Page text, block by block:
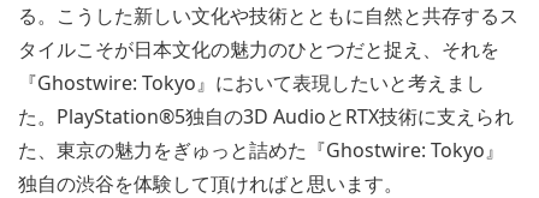
る。こうした新しい文化や技術とともに自然と共存するス
タイルこそが日本文化の魅力のひとつだと捉え、それを
『Ghostwire: Tokyo』において表現したいと考えまし
た。PlayStation®5独自の3D AudioとRTX技術に支えられ
た、東京の魅力をぎゅっと詰めた『Ghostwire: Tokyo』
独自の渋谷を体験して頂ければと思います。